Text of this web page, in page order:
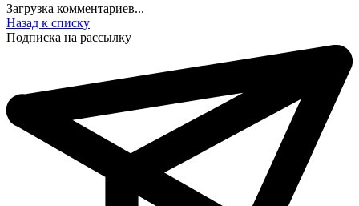
Загрузка комментариев...
Назад к списку
Подписка на рассылку